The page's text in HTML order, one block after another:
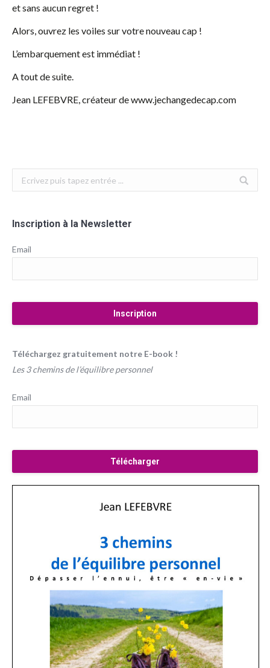
et sans aucun regret !
Alors, ouvrez les voiles sur votre nouveau cap !
L’embarquement est immédiat !
A tout de suite.
Jean LEFEBVRE, créateur de www.jechangedecap.com
Search:
Inscription à la Newsletter
Email
Téléchargez gratuitement notre E-book !
Les 3 chemins de l’équilibre personnel
Email